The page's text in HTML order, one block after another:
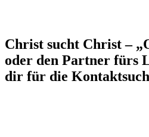
Christ sucht Christ –
oder den Partner fürs
dir für die